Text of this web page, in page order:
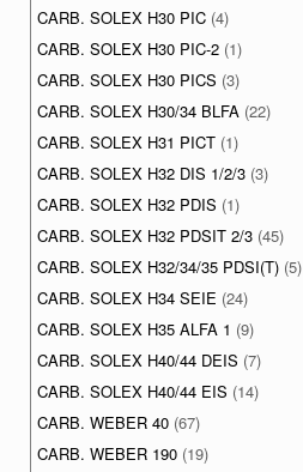
CARB. SOLEX H30 PIC (4)
CARB. SOLEX H30 PIC-2 (1)
CARB. SOLEX H30 PICS (3)
CARB. SOLEX H30/34 BLFA (22)
CARB. SOLEX H31 PICT (1)
CARB. SOLEX H32 DIS 1/2/3 (3)
CARB. SOLEX H32 PDIS (1)
CARB. SOLEX H32 PDSIT 2/3 (45)
CARB. SOLEX H32/34/35 PDSI(T) (5)
CARB. SOLEX H34 SEIE (24)
CARB. SOLEX H35 ALFA 1 (9)
CARB. SOLEX H40/44 DEIS (7)
CARB. SOLEX H40/44 EIS (14)
CARB. WEBER 40 (67)
CARB. WEBER 190 (19)